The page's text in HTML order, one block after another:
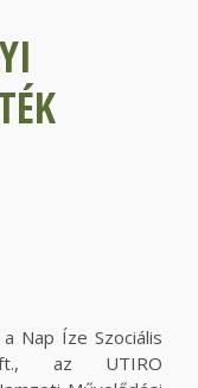
Nap Íze Szociális
az UTIRO